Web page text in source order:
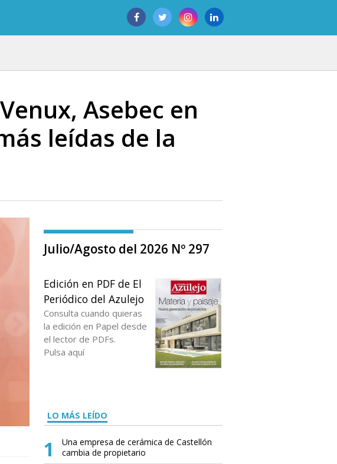
Asebec en
leídas de la
Julio/Agosto del 2026 Nº 297
Edición en PDF de El
Periódico del Azulejo
Consulta cuando quieras
la edición en Papel desde
el lector de PDFs.
Pulsa aquí
LO MÁS LEÍDO
1
Una empresa de cerámica de Castellón
cambia de propietario